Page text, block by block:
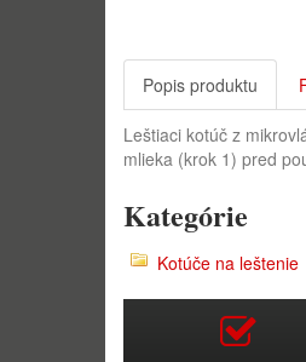
Popis produktu
Leštiaci kotúč z
mlieka (krok 1) pred
Kategórie
Kotúče na leštenie